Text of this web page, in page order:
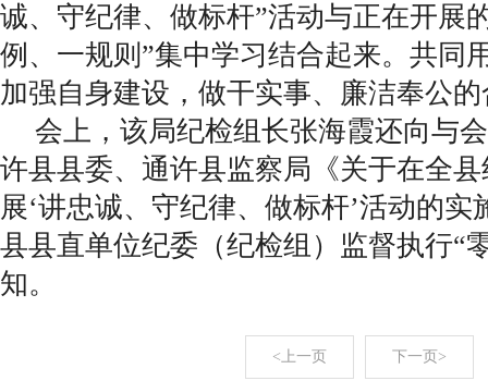
诚、守纪律、做标杆”活动与正在开展
例、一规则”集中学习结合起来。共同
加强自身建设，做干实事、廉洁奉公
会上，该局纪检组长张海霞还向与
许县县委、通许县监察局《关于在全
展‘讲忠诚、守纪律、做标杆’活动的
县县直单位纪委（纪检组）监督执行“
知。
<上一页 下一页>